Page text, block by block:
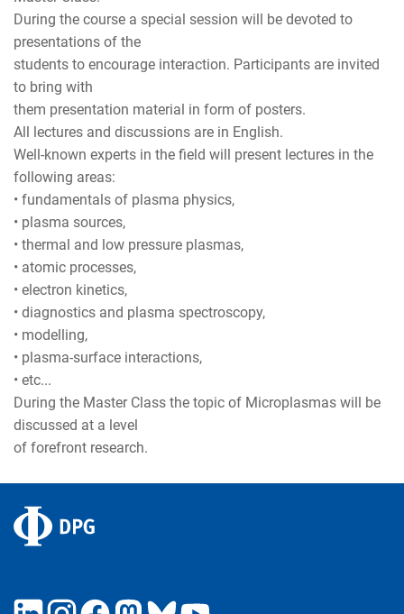
During the course a special session will be devoted to
presentations of the
students to encourage interaction. Participants are invited
to bring with
them presentation material in form of posters.
All lectures and discussions are in English.
Well-known experts in the field will present lectures in the
following areas:
• fundamentals of plasma physics,
• plasma sources,
• thermal and low pressure plasmas,
• atomic processes,
• electron kinetics,
• diagnostics and plasma spectroscopy,
• modelling,
• plasma-surface interactions,
• etc...
During the Master Class the topic of Microplasmas will be
discussed at a level
of forefront research.